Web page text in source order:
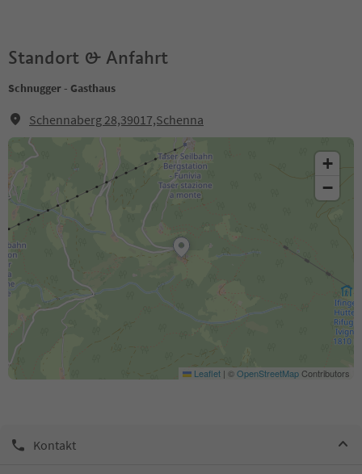
Standort & Anfahrt
Schnugger - Gasthaus
Schennaberg 28,39017,Schenna
+
−
Leaflet | ©OpenStreetMapContributors
Kontakt